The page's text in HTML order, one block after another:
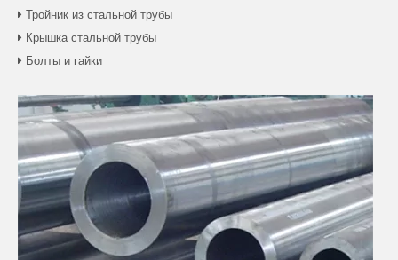
 Тройник из стальной трубы
 Крышка стальной трубы
 Болты и гайки